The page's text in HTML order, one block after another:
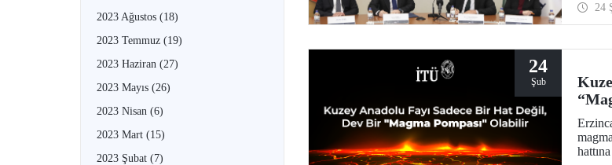
2023 Ağustos (18)
2023 Temmuz (19)
2023 Haziran (27)
2023 Mayıs (26)
2023 Nisan (6)
2023 Mart (15)
2023 Şubat (7)
24
24
Şub